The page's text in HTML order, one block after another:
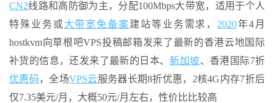
CN2线路和高防御为主，分配100Mbps大带宽，适用于个人
特殊业务或大带宽免备案建站等业务需求， 2020年4月
hostkvm向草根吧VPS投稿邮箱发来了最新的香港云地国际
补货的信息，还发来了最新的日本、新加坡、香港国际7折
优惠码，全场VPS云服务器长期8折优惠，2核4G内存7折后
仅7.35美元/月，大概50元/月左右，性价比比较高